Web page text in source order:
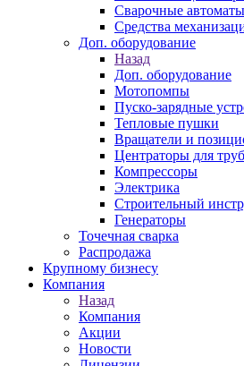
Сварочные автоматы
Средства
Доп. оборудование
Назад
Доп. оборудование
Мотопомпы
Пуско-зарядные
Тепловые пушки
Вращатели и
Центраторы для труб
Компрессоры
Электрика
Строительный
Генераторы
Точечная сварка
Распродажа
Крупному бизнесу
Компания
Назад
Компания
Акции
Новости